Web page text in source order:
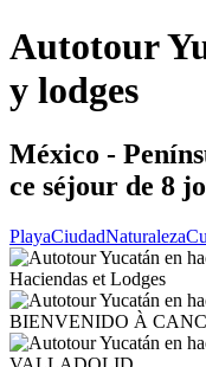
Autotour
y lodges
México -
ce séjour de 8
PlayaCiudadNaturaleza